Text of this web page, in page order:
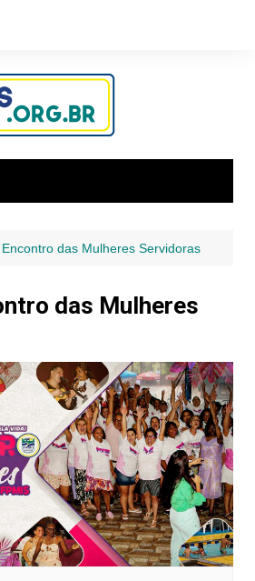
Encontro das Mulheres Servidoras
das Mulheres